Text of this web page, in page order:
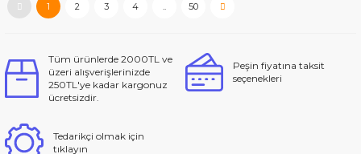
1 2 3 4 .. 50
Tüm ürünlerde 2000TL ve
üzeri alışverişlerinizde
250TL'ye kadar kargonuz
ücretsizdir.
Peşin fiyatına taksit
seçenekleri
Tedarikçi olmak için
tıklayın